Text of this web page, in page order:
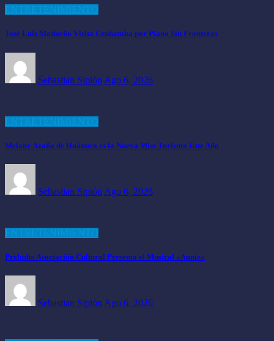
José Luis Madueño Visita Urubamba por Piano Sin Fronteras
Sebastian Sipión Ago 6, 2026
Melany Azaña de Huánuco es la Nueva Miss Turismo Este Año
Sebastian Sipión Ago 6, 2026
Preludio Asociación Cultural Presenta el Musical «Annie»
Sebastian Sipión Ago 6, 2026